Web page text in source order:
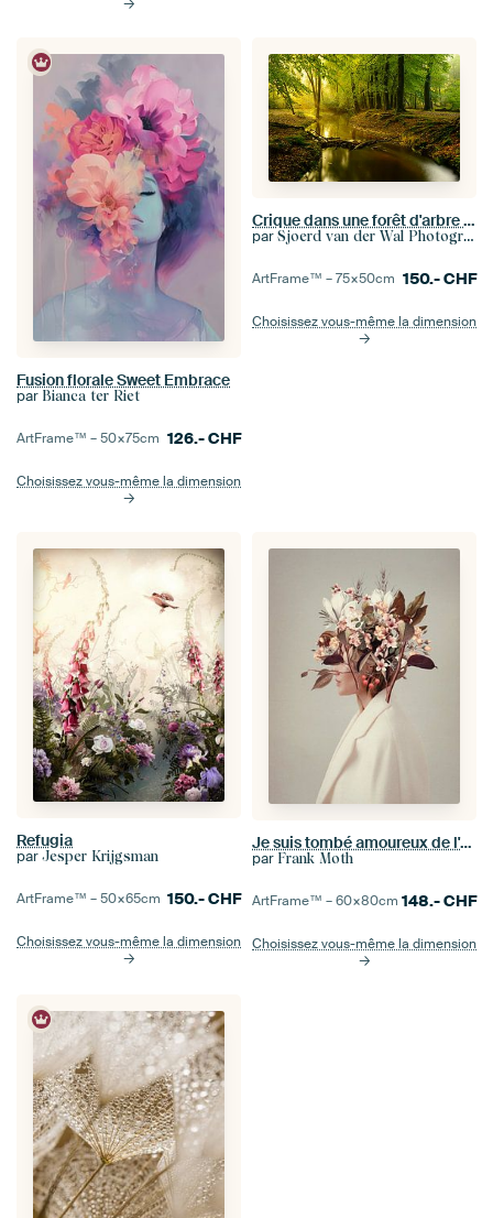
Fusion florale Sweet Embrace
par Bianca ter Riet
ArtFrame™ –50×75cm 126.-CHF
Choisissez vous-même la dimension
Crique dans une forêt d'arbre de hêtre pendant un matin tôt d'automne
par Sjoerd van der Wal Photographie
ArtFrame™ –75×50cm 150.-CHF
Choisissez vous-même la dimension
Refugia
par Jesper Krijgsman
ArtFrame™ –50×65cm 150.-CHF
Choisissez vous-même la dimension
Je suis tombé amoureux de l'automne à cause de toi
par Frank Moth
ArtFrame™ –60×80cm 148.-CHF
Choisissez vous-même la dimension